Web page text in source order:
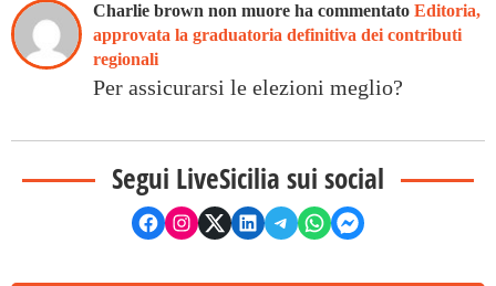
Charlie brown non muore ha commentato Editoria,
approvata la graduatoria definitiva dei contributi
regionali
Per assicurarsi le elezioni meglio?
Segui LiveSicilia sui social